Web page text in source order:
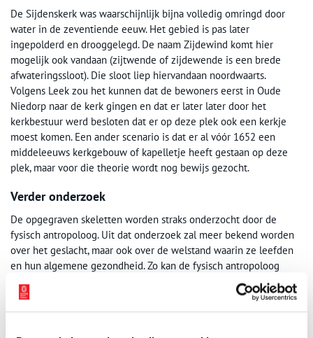
De Sijdenskerk was waarschijnlijk bijna volledig omringd door
water in de zeventiende eeuw. Het gebied is pas later
ingepolderd en drooggelegd. De naam Zijdewind komt hier
mogelijk ook vandaan (zijtwende of zijdewende is een brede
afwateringssloot). Die sloot liep hiervandaan noordwaarts.
Volgens Leek zou het kunnen dat de bewoners eerst in Oude
Niedorp naar de kerk gingen en dat er later later door het
kerkbestuur werd besloten dat er op deze plek ook een kerkje
moest komen. Een ander scenario is dat er al vóór 1652 een
middeleeuws kerkgebouw of kapelletje heeft gestaan op deze
plek, maar voor die theorie wordt nog bewijs gezocht.
Verder onderzoek
De opgegraven skeletten worden straks onderzocht door de
fysisch antropoloog. Uit dat onderzoek zal meer bekend worden
over het geslacht, maar ook over de welstand waarin ze leefden
en hun algemene gezondheid. Zo kan de fysisch antropoloog
bijvoorbeeld zien of ze voldoende voedsel en vitamines
binnenkregen. Daarmee kunnen er weer conclusies getrokken
worden over de leefomstandigheden in die tijd.